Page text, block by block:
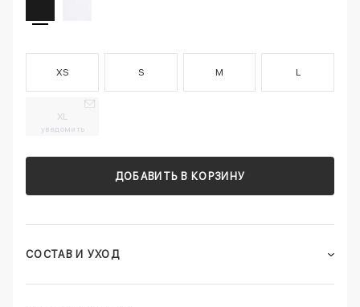
XS S M L
XL
уведомить
ДОБАВИТЬ В КОРЗИНУ
СОСТАВ И УХОД